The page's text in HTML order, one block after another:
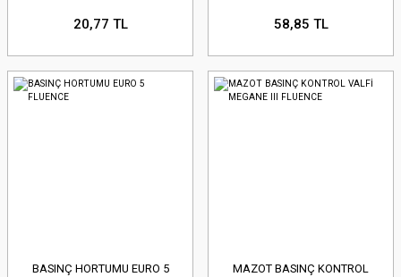
20,77 TL 58,85 TL
BASINÇ HORTUMU EURO 5
MAZOT BASINÇ KONTROL